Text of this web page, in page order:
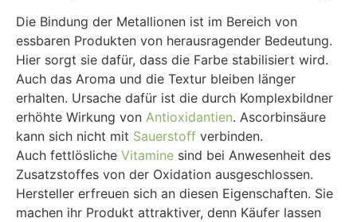
Die Bindung der Metallionen ist im Bereich von
essbaren Produkten von herausragender Bedeutung.
Hier sorgt sie dafür, dass die Farbe stabilisiert wird.
Auch das Aroma und die Textur bleiben länger
erhalten. Ursache dafür ist die durch Komplexbildner
erhöhte Wirkung von Antioxidantien. Ascorbinsäure
kann sich nicht mit Sauerstoff verbinden.
Auch fettlösliche Vitamine sind bei Anwesenheit des
Zusatzstoffes von der Oxidation ausgeschlossen.
Hersteller erfreuen sich an diesen Eigenschaften. Sie
machen ihr Produkt attraktiver, denn Käufer lassen